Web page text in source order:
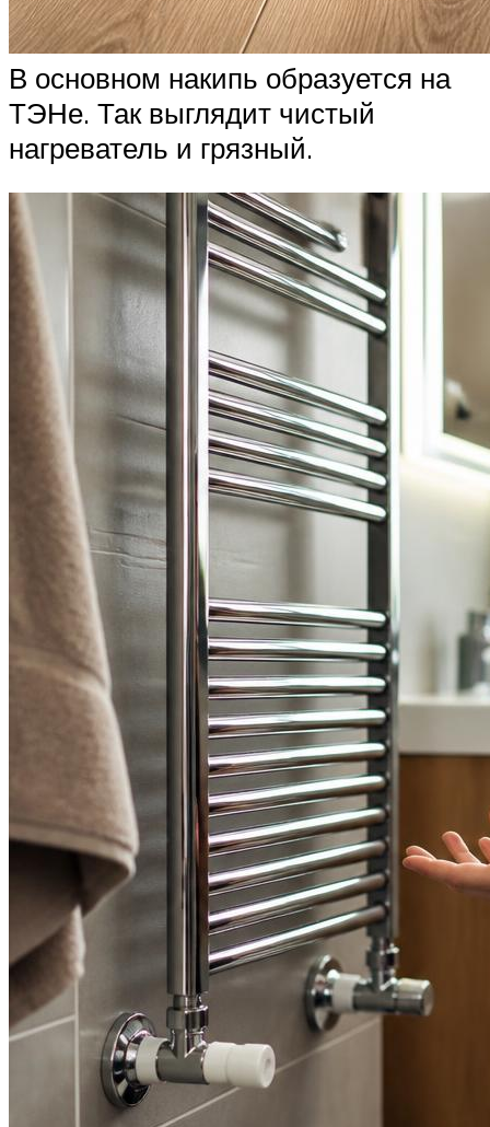
В основном накипь образуется на
ТЭНе. Так выглядит чистый
нагреватель и грязный.